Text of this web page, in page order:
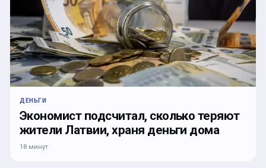
ДЕНЬГИ
Экономист подсчитал, сколько теряют
жители Латвии, храня деньги дома
18 минут